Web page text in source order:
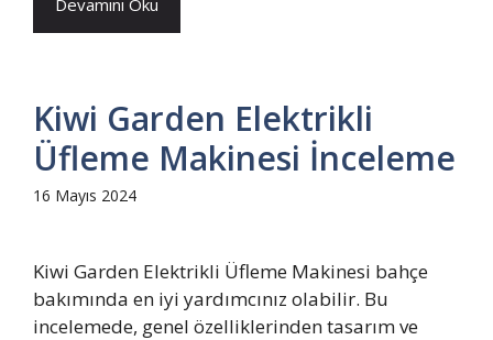
Devamını Oku
Kiwi Garden Elektrikli
Üfleme Makinesi İnceleme
16 Mayıs 2024
Kiwi Garden Elektrikli Üfleme Makinesi bahçe
bakımında en iyi yardımcınız olabilir. Bu
incelemede, genel özelliklerinden tasarım ve